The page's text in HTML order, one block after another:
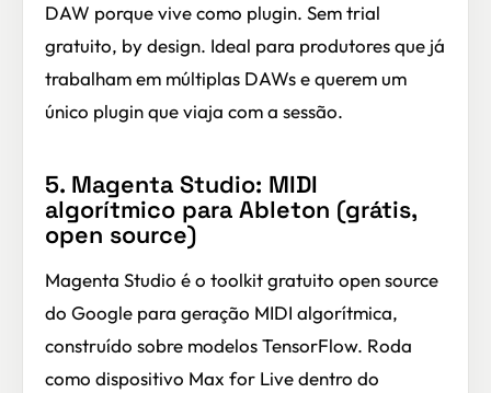
DAW porque vive como plugin. Sem trial
gratuito, by design. Ideal para produtores que já
trabalham em múltiplas DAWs e querem um
único plugin que viaja com a sessão.
5. Magenta Studio: MIDI
algorítmico para Ableton (grátis,
open source)
Magenta Studio é o toolkit gratuito open source
do Google para geração MIDI algorítmica,
construído sobre modelos TensorFlow. Roda
como dispositivo Max for Live dentro do